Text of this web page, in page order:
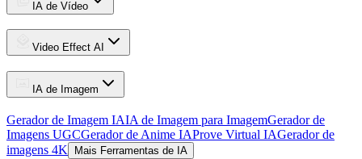
IA de Vídeo
Video Effect AI
IA de Imagem
Gerador de Imagem IAIA de Imagem para ImagemGerador de
Imagens UGCGerador de Anime IAProve Virtual IAGerador de
imagens 4K
Mais Ferramentas de IA